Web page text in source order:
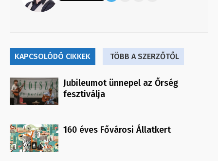
KAPCSOLÓDÓ CIKKEK TÖBB A SZERZŐTŐL
Jubileumot ünnepel az Őrség
fesztiválja
160 éves Fővárosi Állatkert